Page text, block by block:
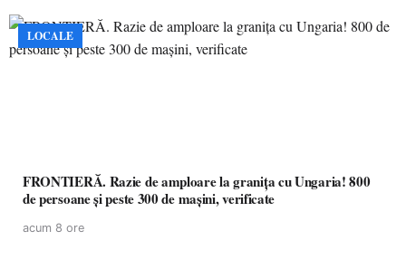
LOCALE
FRONTIERĂ. Razie de amploare la granița cu Ungaria! 800
de persoane și peste 300 de mașini, verificate
acum 8 ore